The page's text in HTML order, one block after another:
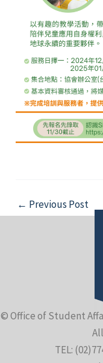
Post
navigation
← Previous Post
© Office of Student
TEL: